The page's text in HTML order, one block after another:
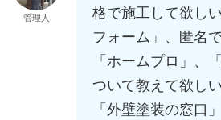
管理人
格で施工して欲し
フォーム」、匿名
「ホームプロ」、
ついて教えて欲し
「外壁塗装の窓口